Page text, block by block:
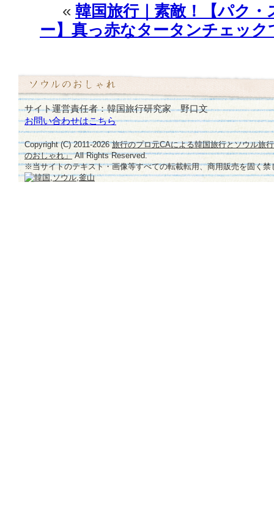
♪
« 韓国旅行｜素敵！【パク
ー】真っ赤なタータンチェッ
サイト運営責任者：韓国旅行研究家 野口文
お問い合わせはこちら
Copyright (C) 2011-2026旅行のプロ元CAによる韓国旅行とソウル旅
のおしゃれ」All Rights Reserved.
※当サイトのテキスト・画像等すべての転載転用、商用販売を固く禁